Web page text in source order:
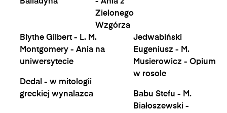
Zielonego
Wzgórza
Blythe Gilbert - L. M.
Montgomery - Ania na
uniwersytecie
Dedal - w mitologii
greckiej wynalazca
Jedwabiński
Eugeniusz - M.
Musierowicz - Opium
w rosole
Babu Stefu - M.
Białoszewski -